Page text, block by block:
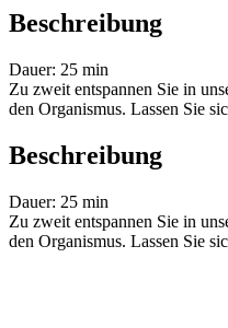
Beschreibung
Dauer: 25 min
Zu zweit entspannen Sie in
den Organismus. Lassen Sie
Beschreibung
Dauer: 25 min
Zu zweit entspannen Sie in
den Organismus. Lassen Sie